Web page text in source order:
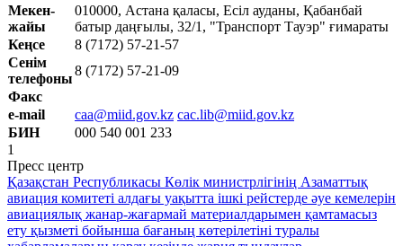
Мекен-
жайы
010000, Астана қаласы, Есіл ауданы, Қабанбай
батыр даңғылы, 32/1, "Транспорт Тауэр" ғимараты
Кеңсе
8 (7172) 57-21-57
Сенім
телефоны
8 (7172) 57-21-09
Факс
e-mail
caa@miid.gov.kz cac.lib@miid.gov.kz
БИН
000 540 001 233
1
Пресс центр
Қазақстан Республикасы Көлік министрлігінің Азаматтық
авиация комитеті алдағы уақытта ішкі рейстерде әуе кемелерін
авиациялық жанар-жағармай материалдарымен қамтамасыз
ету қызметі бойынша бағаның көтерілетіні туралы